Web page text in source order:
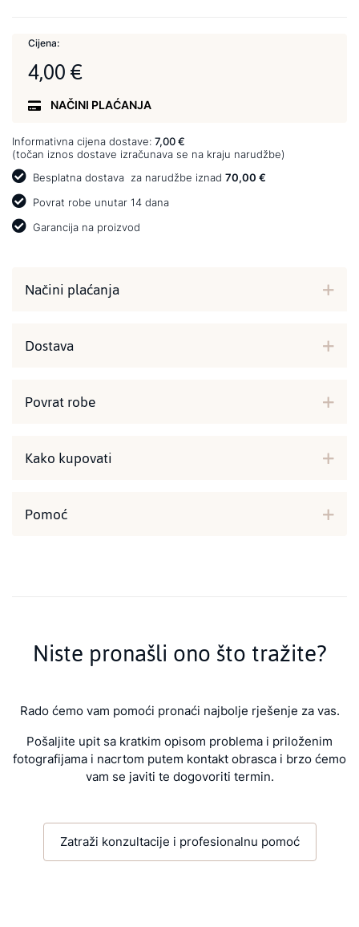
Cijena:
4,00 €
NAČINI PLAĆANJA
Informativna cijena dostave: 7,00 €
(točan iznos dostave izračunava se na kraju narudžbe)
Besplatna dostava za narudžbe iznad 70,00 €
Povrat robe unutar 14 dana
Garancija na proizvod
Načini plaćanja
Dostava
Povrat robe
Kako kupovati
Pomoć
Niste pronašli ono što tražite?
Rado ćemo vam pomoći pronaći najbolje rješenje za vas.
Pošaljite upit sa kratkim opisom problema i priloženim
fotografijama i nacrtom putem kontakt obrasca i brzo ćemo
vam se javiti te dogovoriti termin.
Zatraži konzultacije i profesionalnu pomoć